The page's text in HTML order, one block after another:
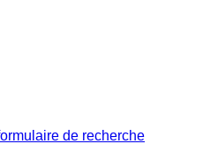
de recherche